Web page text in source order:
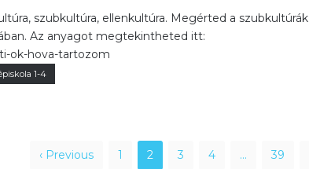
szubkultúra, ellenkultúra. Megérted a szubkultúrák
Az anyagot megtekintheted itt:
ok-hova-tartozom
1-4
‹ Previous 1 2 3 4 … 39